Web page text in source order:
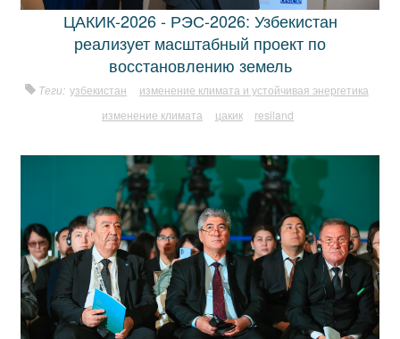
ЦАКИК-2026 - РЭС-2026: Узбекистан
реализует масштабный проект по
восстановлению земель
Теги: узбекистан
изменение климата и устойчивая энергетика
изменение климата
цакик resiland